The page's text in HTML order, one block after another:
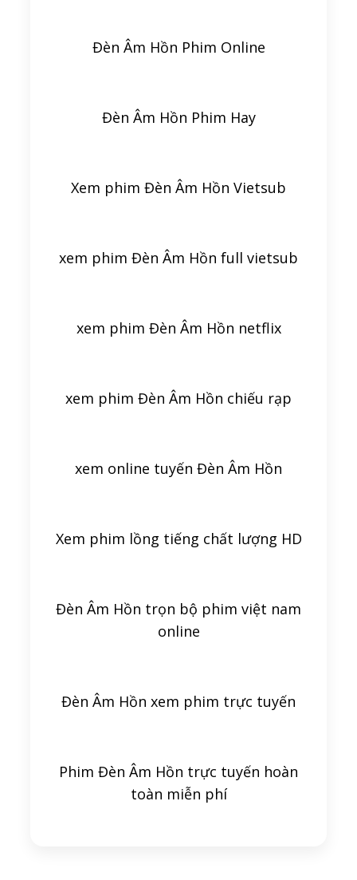
Đèn Âm Hồn Phim Online
Đèn Âm Hồn Phim Hay
Xem phim Đèn Âm Hồn Vietsub
xem phim Đèn Âm Hồn full vietsub
xem phim Đèn Âm Hồn netflix
xem phim Đèn Âm Hồn chiếu rạp
xem online tuyến Đèn Âm Hồn
Xem phim lồng tiếng chất lượng HD
Đèn Âm Hồn trọn bộ phim việt nam
online
Đèn Âm Hồn xem phim trực tuyến
Phim Đèn Âm Hồn trực tuyến hoàn
toàn miễn phí